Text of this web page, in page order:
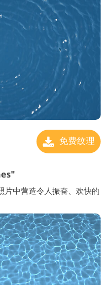
免费纹理
片中营造令人振奋、欢快的